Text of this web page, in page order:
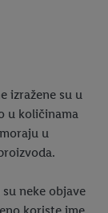
izražene su u
u količinama
u
neke objave
koriste ime